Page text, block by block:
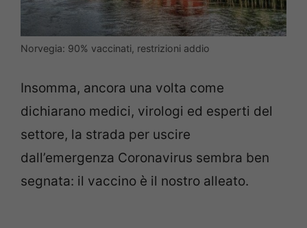
Norvegia: 90% vaccinati, restrizioni addio
Insomma, ancora una volta come
dichiarano medici, virologi ed esperti del
settore, la strada per uscire
dall’emergenza Coronavirus sembra ben
segnata: il vaccino è il nostro alleato.